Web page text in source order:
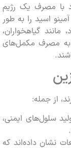
مصرف یک رژیم
اسید را به طور
گیاهخواران،
مکمل‌های
جمله:
ایمنی،
داده‌اند که